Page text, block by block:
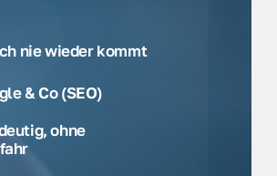
nie wieder kommt
& Co (SEO)
ohne